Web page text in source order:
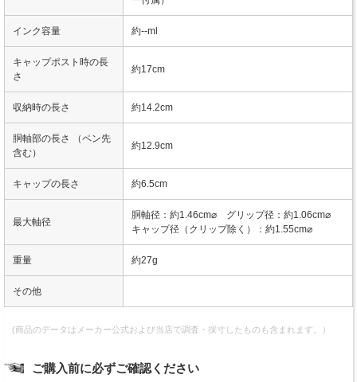
インク容量 約--ml
キャップポスト時の長
さ
約17cm
収納時の長さ 約14.2cm
胴軸部の長さ （ペン先
含む）
約12.9cm
キャップの長さ 約6.5cm
最大軸径
胴軸径：約1.46cm⌀ グリップ径：約1.06cm⌀
キャップ径（クリップ除く）：約1.55cm⌀
重量 約27g
その他
(商品のデータはメーカー公式および当店で調査・採寸したものも含まれます。）
ご購入前に必ずご確認ください